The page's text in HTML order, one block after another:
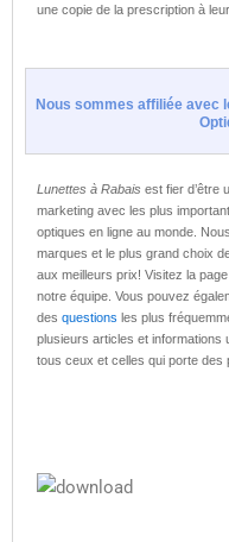
une copie de la prescription à leur
Nous sommes affiliée avec
Lunettes à Rabais est fier d’être
marketing avec les plus
optiques en ligne au monde.
marques et le plus grand choix
aux meilleurs prix! Visitez la page
notre équipe. Vous pouvez
des questions les plus
plusieurs articles et informations
tous ceux et celles qui porte des